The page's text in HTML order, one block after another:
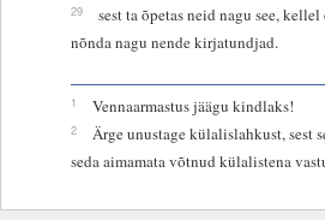
29
sest ta õpetas neid nagu see,
nõnda nagu nende kirjatundjad.
1 Vennaarmastus jäägu kindlaks!
2
Ärge unustage külalislahkust, sest
seda aimamata võtnud külalistena